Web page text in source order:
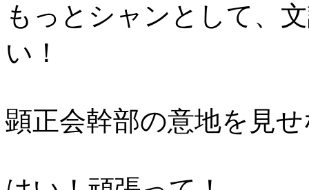
もっとシャンとして、
い！
顕正会幹部の意地を見